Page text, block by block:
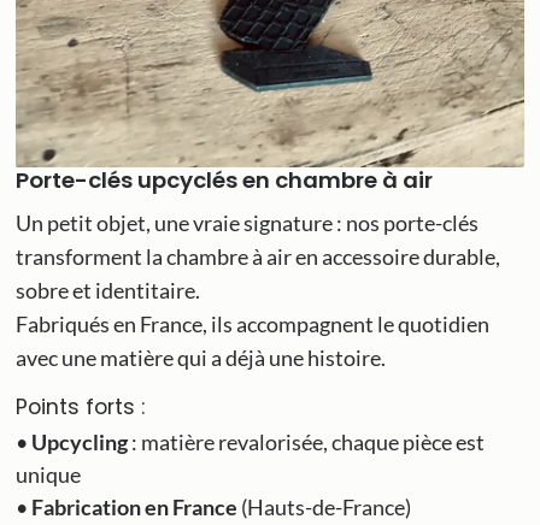
Porte-clés upcyclés en chambre à air
Un petit objet, une vraie signature : nos porte-clés
transforment la chambre à air en accessoire durable,
sobre et identitaire.
Fabriqués en France, ils accompagnent le quotidien
avec une matière qui a déjà une histoire.
Points forts :
• Upcycling: matière revalorisée, chaque pièce est
unique
• Fabrication en France (Hauts-de-France)